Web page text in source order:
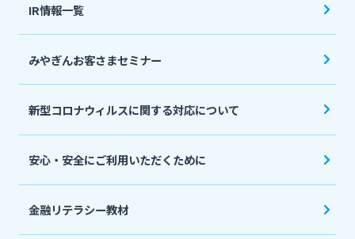
採用情報
IR情報一覧
みやぎんお客さまセミナー
新型コロナウィルスに関する対応について
安心・安全にご利用いただくために
金融リテラシー教材